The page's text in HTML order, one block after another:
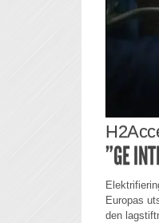
”GE
Europas
den